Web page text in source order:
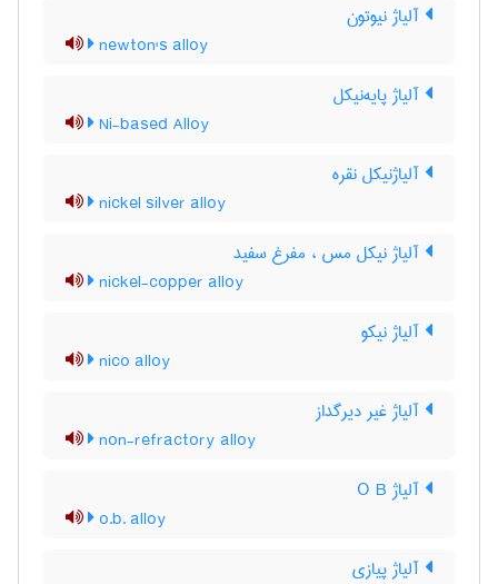
آلیاژ نیوتون
newton's alloy
آلیاژ پایه‌نیکل
Ni-based Alloy
آلیاژنیکل نقره
nickel silver alloy
آلیاژ نیکل مس ، مفرغ سفید
nickel-copper alloy
آلیاژ نیکو
nico alloy
آلیاژ غیر دیرگداز
non-refractory alloy
آلیاژ O B
o.b. alloy
آلیاژ پیازی